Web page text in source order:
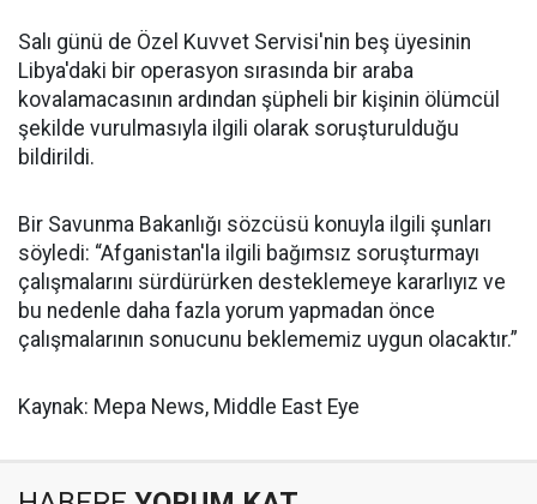
Salı günü de Özel Kuvvet Servisi'nin beş üyesinin
Libya'daki bir operasyon sırasında bir araba
kovalamacasının ardından şüpheli bir kişinin ölümcül
şekilde vurulmasıyla ilgili olarak soruşturulduğu
bildirildi.
Bir Savunma Bakanlığı sözcüsü konuyla ilgili şunları
söyledi: “Afganistan'la ilgili bağımsız soruşturmayı
çalışmalarını sürdürürken desteklemeye kararlıyız ve
bu nedenle daha fazla yorum yapmadan önce
çalışmalarının sonucunu beklememiz uygun olacaktır.”
Kaynak: Mepa News, Middle East Eye